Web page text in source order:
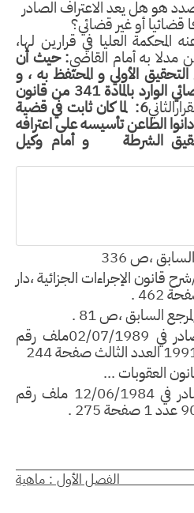
هل يعد الاعتراف الصادر
أو غير قضائي؟
العليا في قرارين لها،
:حيث أن
الأولي و المحتفظ به ،و
341 من قانون
6: لما كان ثابت في قضية
الطاعن تأسيسه على اعترافه
الشرطة و أمام وكيل
،ص 336
الإجراءات الجزائية ،دار
السابق ،ص 81 .
قرار المحكمة العليا صادر في 02/07/1989ملف رقم
قرار المحكمة العليا صادر في 12/06/1984 ملف رقم
: ماهية